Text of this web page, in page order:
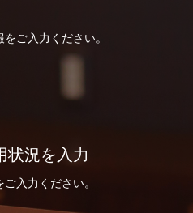
ご入力ください。
状況を入力
入力ください。